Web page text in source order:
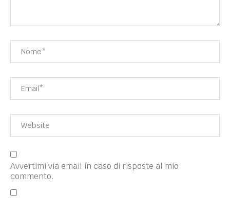
Avvertimi via email in caso di risposte al mio
commento.